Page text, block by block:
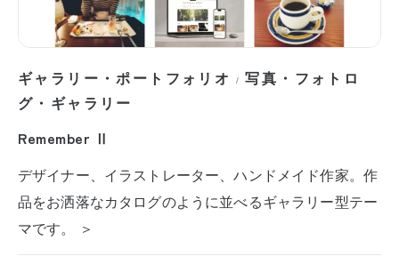
ギャラリー・ポートフォリオ /写真・フォトロ
グ・ギャラリー
Remember Ⅱ
デザイナー、イラストレーター、ハンドメイド作家。作
品をお洒落なカタログのように並べるギャラリー型テー
マです。 ＞